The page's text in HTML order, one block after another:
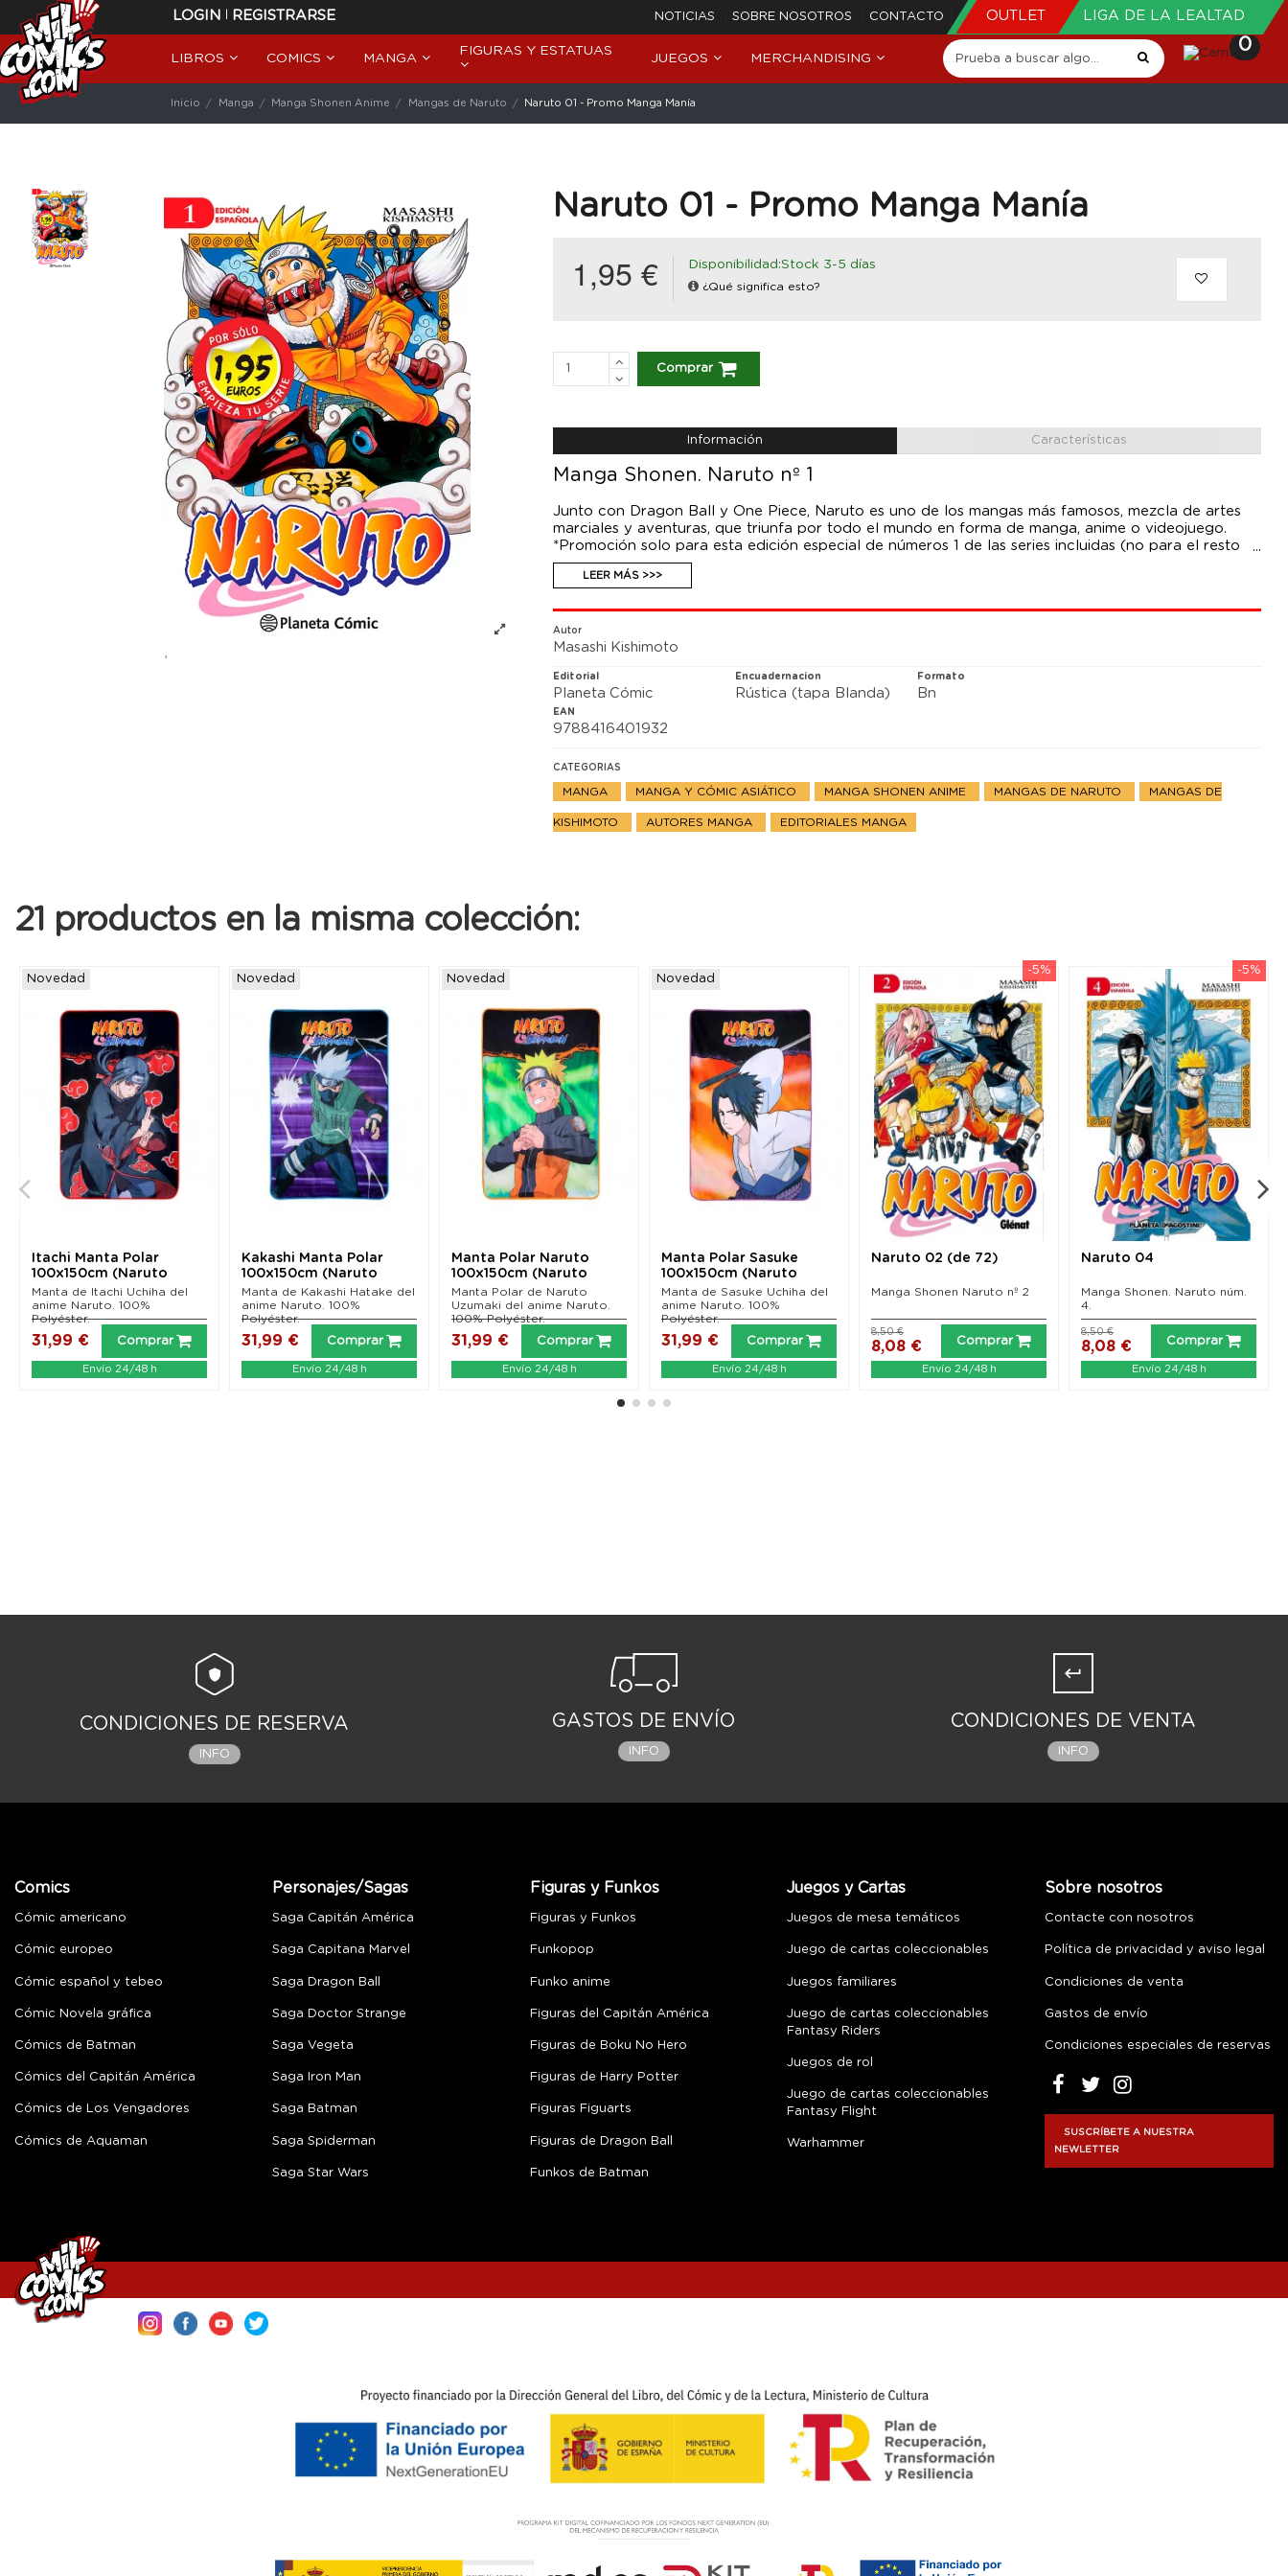
LOGIN | REGISTRARSE NOTICIAS SOBRE NOSOTROS CONTACTO OUTLET LIGA DE LA LEALTAD
LIBROS COMICS MANGA
FIGURAS Y ESTATUAS
JUEGOS MERCHANDISING
0
Inicio Manga Manga Shonen Anime Mangas de Naruto Naruto 01 - Promo Manga Manía
Naruto 01 - Promo Manga Manía
1,95 € Disponibilidad:Stock 3-5 días
¿Qué significa esto?
Comprar
Información Características
Manga Shonen. Naruto nº 1
Junto con Dragon Ball y One Piece, Naruto es uno de los mangas más famosos, mezcla de artes
marciales y aventuras, que triunfa por todo el mundo en forma de manga, anime o videojuego.
*Promoción solo para esta edición especial de números 1 de las series incluidas (no para el resto
de entregas de las mismas, que tendrán su precio habitual).
*Tirada limitada. PROMOCIÓN HASTA AGOTAR EXISTENCIAS
LEER MÁS >>>
Autor
Masashi Kishimoto
Editorial
Planeta Cómic
Encuadernacion
Rústica (tapa Blanda)
Formato
Bn
EAN
9788416401932
CATEGORIAS
MANGA MANGA Y CÓMIC ASIÁTICO MANGA SHONEN ANIME MANGAS DE NARUTO MANGAS DE
KISHIMOTO AUTORES MANGA EDITORIALES MANGA
21 productos en la misma colección:
Novedad
Itachi Manta Polar
100x150cm (Naruto
Shippuden)
Manta de Itachi Uchiha del
anime Naruto. 100%
Polyéster.
31,99 € Comprar
Envío 24/48 h
Novedad
Kakashi Manta Polar
100x150cm (Naruto
Shippuden)
Manta de Kakashi Hatake del
anime Naruto. 100%
Polyéster.
31,99 € Comprar
Envío 24/48 h
Novedad
Manta Polar Naruto
100x150cm (Naruto
Shippuden)
Manta Polar de Naruto
Uzumaki del anime Naruto.
100% Polyéster.
31,99 € Comprar
Envío 24/48 h
Novedad
Manta Polar Sasuke
100x150cm (Naruto
Shippuden)
Manta de Sasuke Uchiha del
anime Naruto. 100%
Polyéster.
31,99 € Comprar
Envío 24/48 h
-5%
Naruto 02 (de 72)
Manga Shonen Naruto nº 2
8,08 €
8,50 €
Comprar
Envío 24/48 h
-5%
Naruto 04
Manga Shonen. Naruto núm.
4.
8,08 €
8,50 €
Comprar
Envío 24/48 h
CONDICIONES DE RESERVA
INFO
GASTOS DE ENVÍO
INFO
CONDICIONES DE VENTA
INFO
Comics
Cómic americano
Cómic europeo
Cómic español y tebeo
Cómic Novela gráfica
Cómics de Batman
Cómics del Capitán América
Cómics de Los Vengadores
Cómics de Aquaman
Personajes/Sagas
Saga Capitán América
Saga Capitana Marvel
Saga Dragon Ball
Saga Doctor Strange
Saga Vegeta
Saga Iron Man
Saga Batman
Saga Spiderman
Saga Star Wars
Figuras y Funkos
Figuras y Funkos
Funkopop
Funko anime
Figuras del Capitán América
Figuras de Boku No Hero
Figuras de Harry Potter
Figuras Figuarts
Figuras de Dragon Ball
Funkos de Batman
Juegos y Cartas
Juegos de mesa temáticos
Juego de cartas coleccionables
Juegos familiares
Juego de cartas coleccionables
Fantasy Riders
Juegos de rol
Juego de cartas coleccionables
Fantasy Flight
Warhammer
Sobre nosotros
Contacte con nosotros
Política de privacidad y aviso legal
Condiciones de venta
Gastos de envío
Condiciones especiales de reservas
SUSCRÍBETE A NUESTRA
NEWLETTER